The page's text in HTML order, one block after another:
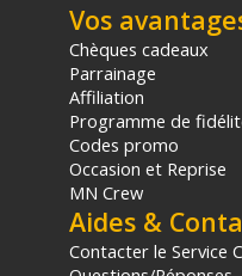
Vos
Chèques cadeaux
Parrainage
Affiliation
Programme de
Codes promo
Occasion et Reprise
MN Crew
Aides &
Contacter le Service